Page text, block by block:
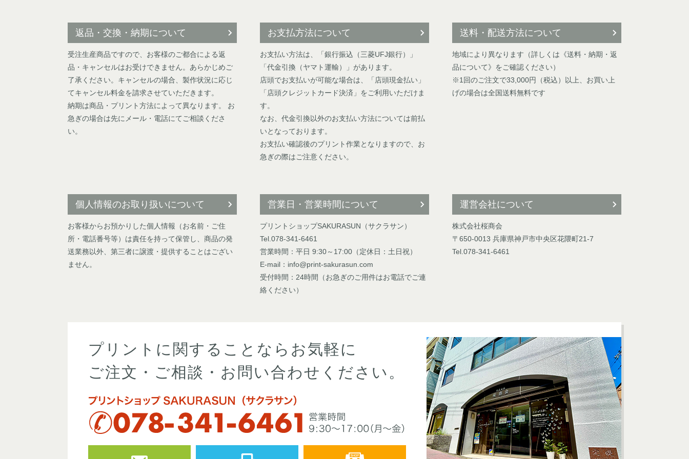
返品・交換・納期について
受注生産商品ですので、お客様のご都合による返
品・キャンセルはお受けできません。あらかじめご
了承ください。キャンセルの場合、製作状況に応じ
てキャンセル料金を請求させていただきます。
納期は商品・プリント方法によって異なります。 お
急ぎの場合は先にメール・電話にてご相談くださ
い。
お支払方法について
お支払い方法は、「銀行振込（三菱UFJ銀行）」
「代金引換（ヤマト運輸）」があります。
店頭でお支払いが可能な場合は、「店頭現金払い」
「店頭クレジットカード決済」をご利用いただけま
す。
なお、代金引換以外のお支払い方法については前払
いとなっております。
お支払い確認後のプリント作業となりますので、お
急ぎの際はご注意ください。
送料・配送方法について
地域により異なります（詳しくは《送料・納期・返
品について》をご確認ください）
※1回のご注文で33,000円（税込）以上、お買い上
げの場合は全国送料無料です
個人情報のお取り扱いについて
お客様からお預かりした個人情報（お名前・ご住
所・電話番号等）は責任を持って保管し、商品の発
送業務以外、第三者に譲渡・提供することはござい
ません。
営業日・営業時間について
プリントショップSAKURASUN（サクラサン）
Tel.078-341-6461
営業時間：平日 9:30～17:00（定休日：土日祝）
E-mail：info@print-sakurasun.com
受付時間：24時間（お急ぎのご用件はお電話でご連
絡ください）
運営会社について
株式会社桜商会
〒650-0013 兵庫県神戸市中央区花隈町21-7
Tel.078-341-6461
プリントに関することならお気軽に
ご注文・ご相談・お問い合わせください。